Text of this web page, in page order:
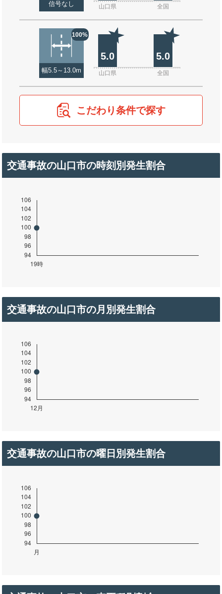
信号なし 山口県 全国
100%
幅5.5～13.0m
5.0 5.0
山口県 全国
こだわり条件で探す
交通事故の山口市の時刻別発生割合
交通事故の山口市の月別発生割合
交通事故の山口市の曜日別発生割合